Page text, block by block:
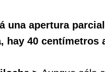
una apertura
hay 40 centímetros